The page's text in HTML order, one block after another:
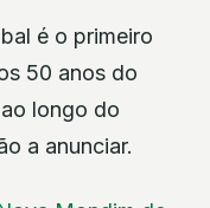
é o primeiro
50 anos do
longo do
a anunciar.